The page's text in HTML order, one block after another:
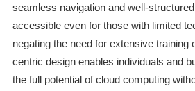
seamless navigation and well-
accessible even for those with limited
negating the need for extensive training
centric design enables individuals and
the full potential of cloud computing